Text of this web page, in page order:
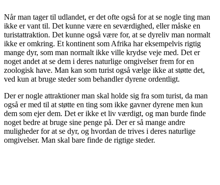
Når man tager til udlandet, er det ofte også for at se nogle ting man
ikke er vant til. Det kunne være en seværdighed, eller måske en
turistattraktion. Det kunne også være for, at se dyreliv man normalt
ikke er omkring. Et kontinent som Afrika har eksempelvis rigtig
mange dyr, som man normalt ikke ville krydse veje med. Det er
noget andet at se dem i deres naturlige omgivelser frem for en
zoologisk have. Man kan som turist også vælge ikke at støtte det,
ved kun at bruge steder som behandler dyrene ordentligt.
Der er nogle attraktioner man skal holde sig fra som turist, da man
også er med til at støtte en ting som ikke gavner dyrene men kun
dem som ejer dem. Det er ikke et liv værdigt, og man burde finde
noget bedre at bruge sine penge på. Der er så mange andre
muligheder for at se dyr, og hvordan de trives i deres naturlige
omgivelser. Man skal bare finde de rigtige steder.